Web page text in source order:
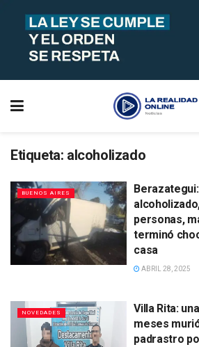
Etiqueta: alcoholizado
BUENOS AIRES
personas,
terminó
casa
ABRIL 28, 2025
NOVEDADES
Villa Rita:
meses
padrastro